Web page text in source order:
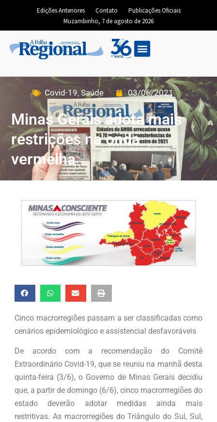
Edições Anteriores Contato
Publicações Oficiais
Muzambinho, 7 de agosto de 2026
Covid-19,Saúde 03/06/2021
Minas Gerais adota mais
restrições na onda
vermelha
Cinco macrorregiões passam a ser classificadas como
cenários epidemiológico e assistencial desfavoráveis
De acordo com a recomendação do Comitê
Extraordinário Covid-19, que se reuniu na manhã desta
quinta-feira (3/6), o Governo de Minas Gerais decidiu
que, a partir de domingo (6/6), cinco macrorrregiões do
estado deverão adotar medidas ainda mais
restritivas. As macrorregiões do Triângulo do Sul, Sul,